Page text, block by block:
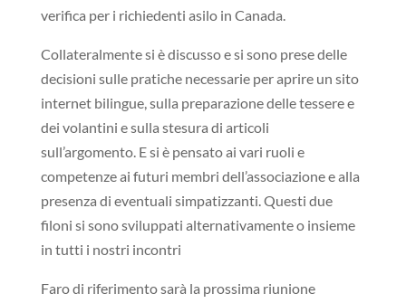
verifica per i richiedenti asilo in Canada.
Collateralmente si è discusso e si sono prese delle
decisioni sulle pratiche necessarie per aprire un sito
internet bilingue, sulla preparazione delle tessere e
dei volantini e sulla stesura di articoli
sull’argomento. E si è pensato ai vari ruoli e
competenze ai futuri membri dell’associazione e alla
presenza di eventuali simpatizzanti. Questi due
filoni si sono sviluppati alternativamente o insieme
in tutti i nostri incontri
Faro di riferimento sarà la prossima riunione